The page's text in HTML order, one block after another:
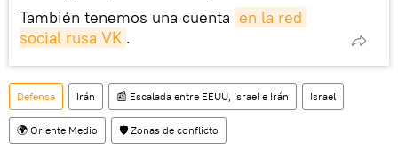
También tenemos una cuenta en la red
social rusa VK .
Defensa Irán 📰 Escalada entre EEUU, Israel e Irán Israel
🌍 Oriente Medio 🛡️ Zonas de conflicto